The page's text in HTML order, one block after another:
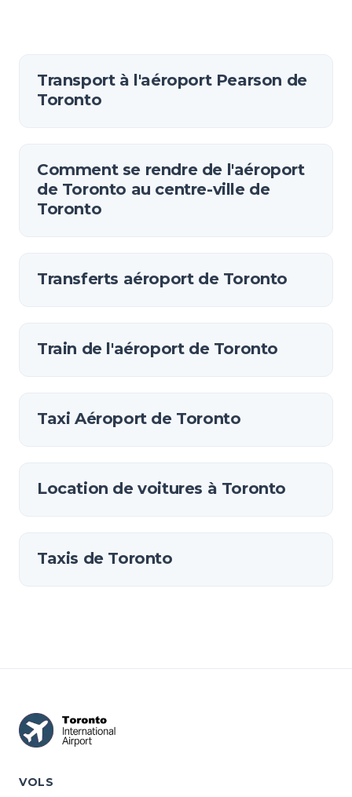
Transport à l'aéroport Pearson de
Toronto
Comment se rendre de l'aéroport
de Toronto au centre-ville de
Toronto
Transferts aéroport de Toronto
Train de l'aéroport de Toronto
Taxi Aéroport de Toronto
Location de voitures à Toronto
Taxis de Toronto
VOLS